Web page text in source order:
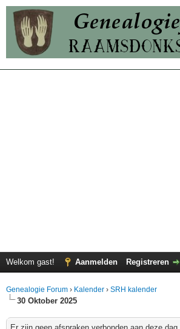
Welkom gast! Aanmelden Registreren
Genealogie Forum › Kalender › SRH kalender
30 Oktober 2025